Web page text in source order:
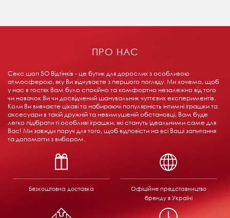
ПРО НАС
Секс шоп 5О Відтінків - це бутик для дорослих з особливою
атмосферою, яку Ви відчуваєте з першого погляду. Ми хочемо, щоб
у нас в гостях Вам було спокійно та комфортно незалежно від того
чи новачок Ви чи досвідчений шанувальник чуттєвих експериментів.
Коли Ви вивчаєте цікаві та набираючі популярність інтимні іграшки та
аксесуари в такій дружній та невимушеній обстановці, Вам буде
легко підібрати ті особливі іграшки, які стануть ідеальними саме для
Вас! Ми завжди поруч для того, щоб відповісти на всі Ваші запитання
та допомогти з вибором.
Безкоштовна доставка
Офіційне представництво
бренду в Україні